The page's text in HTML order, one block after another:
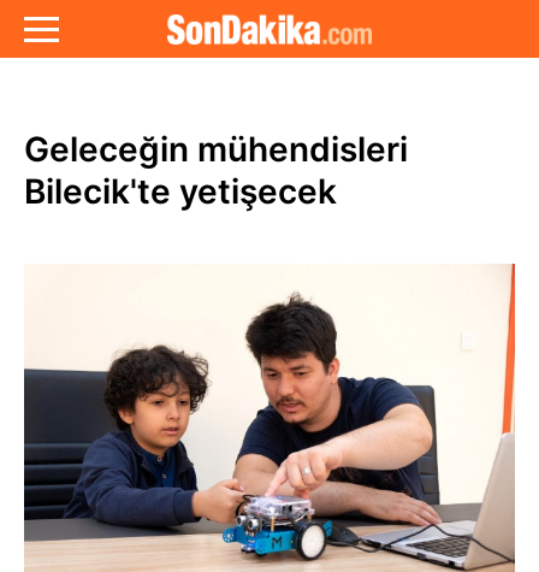
Geleceğin mühendisleri
Bilecik'te yetişecek